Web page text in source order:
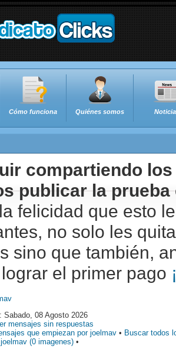
Cómo funciona Quiénes somos
compartiendo
publicar la
felicidad que esto
no solo les
sino que también,
el primer pago
Sabado, 08 Agosto 2026
mensajes sin respuestas
que empiezan por joelmav • Buscar todos
(0 imagenes) •